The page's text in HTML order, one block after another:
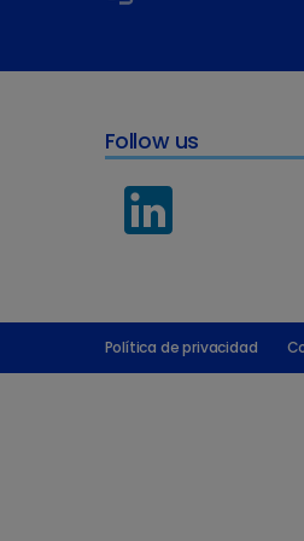
Follow us
Política de privacidad